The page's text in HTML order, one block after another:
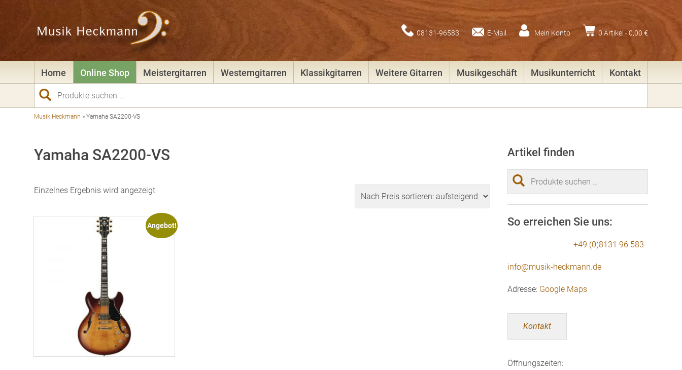
08131-96583 E-Mail Mein Konto 0 Artikel -0,00 €
Home Online Shop Meistergitarren Westerngitarren Klassikgitarren Weitere Gitarren Musikgeschäft Musikunterricht Kontakt
Suchen
nach:
Musik Heckmann »Yamaha SA2200-VS
Yamaha SA2200-VS
Einzelnes Ergebnis wird angezeigt
Angebot!
Artikel finden
Suchen
nach:
So erreichen Sie uns:
+49 (0)8131 96 583
info@musik-heckmann.de
Adresse: Google Maps
Kontakt
Öffnungszeiten: